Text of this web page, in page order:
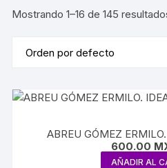
Mostrando 1–16 de 145
ABREU GÓMEZ
600.00
AÑADIR AL